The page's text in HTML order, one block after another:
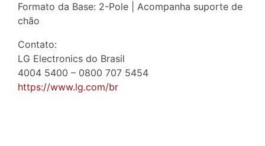
Formato da Base: 2-Pole | Acompanha suporte de
chão
Contato:
LG Electronics do Brasil
4004 5400 – 0800 707 5454
https://www.lg.com/br